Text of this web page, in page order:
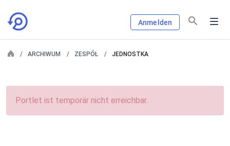
Anmelden
ARCHIWUM ZESPÓŁ JEDNOSTKA
Portlet ist temporär nicht erreichbar.